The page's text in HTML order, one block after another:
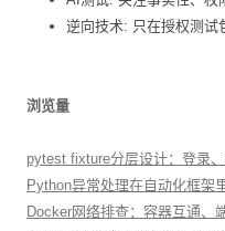
逆向技术: 只在授权测试
浏览量
pytest fixture分层设计：登录
Python异常处理在自动化框架
Docker网络排查：容器互通、